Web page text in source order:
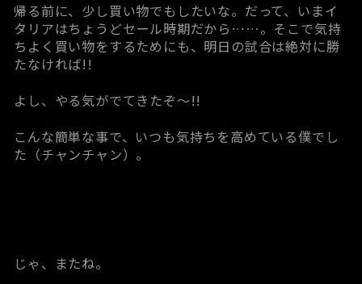
帰る前に、少し買い物でもしたいな。だって、いまイ
タリアはちょうどセール時期だから……。そこで気持
ちよく買い物をするためにも、明日の試合は絶対に勝
たなければ!!
よし、やる気がでてきたぞ～!!
こんな簡単な事で、いつも気持ちを高めている僕でし
た（チャンチャン）。
じゃ、またね。